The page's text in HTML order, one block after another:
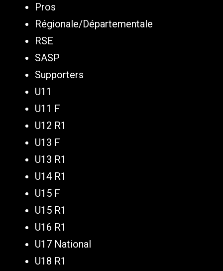
Pros
Régionale/Départementale
RSE
SASP
Supporters
U11
U11 F
U12 R1
U13 F
U13 R1
U14 R1
U15 F
U15 R1
U16 R1
U17 National
U18 R1